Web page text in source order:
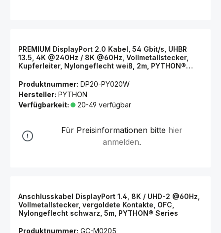
PREMIUM DisplayPort 2.0 Kabel, 54 Gbit/s, UHBR
13.5, 4K @240Hz / 8K @60Hz, Vollmetallstecker,
Kupferleiter, Nylongeflecht weiß, 2m, PYTHON®
Produktnummer: DP20-PY020W
Hersteller: PYTHON
Verfügbarkeit:
20-49 verfügbar
Für Preisinformationen bitte hier
anmelden.
Anschlusskabel DisplayPort 1.4, 8K / UHD-2 @60Hz,
Vollmetallstecker, vergoldete Kontakte, OFC,
Nylongeflecht schwarz, 5m, PYTHON® Series
Produktnummer: GC-M0205